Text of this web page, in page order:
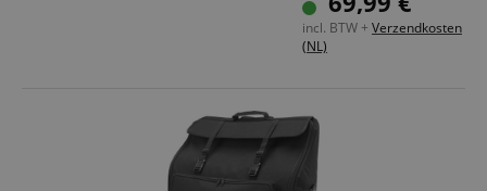
incl. BTW + Verzendkosten
(NL)